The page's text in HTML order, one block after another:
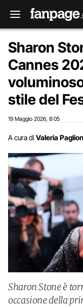
Sharon
Cannes
stile del
19 Maggio 2026 8:05
A cura di Valeria
Sharon Stone è
occasione della